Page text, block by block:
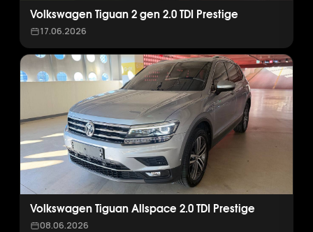
Volkswagen Tiguan 2 gen 2.0 TDI Prestige
17.06.2026
Volkswagen Tiguan Allspace 2.0 TDI Prestige
08.06.2026